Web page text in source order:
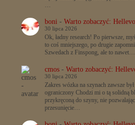
…
boni- Warto zobaczyć:
30 lipca 2026
Ok, ładny research! Po pierwsze,
to coś mniejszego, po drugie
Szwedach z Finspong, ale to nawet…
cmos- Warto zobaczyć:
30 lipca 2026
Zakres wózka na szynach zawsze był
ograniczony Chodzi mi o tą solidną
przykręconą do szyny, nie
przesunięcie…